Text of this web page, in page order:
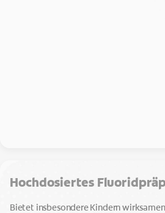
Hochdosiertes
Bietet insbesondere Kindern